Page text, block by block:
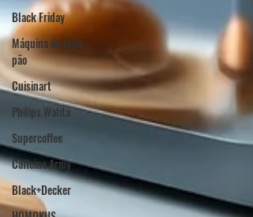
Black Friday
Máquina de fazer
pão
Cuisinart
Philips Walita
Supercoffee
Caffeine Army
Black+Decker